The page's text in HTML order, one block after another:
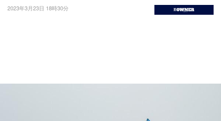
2023年3月23日 18時30分